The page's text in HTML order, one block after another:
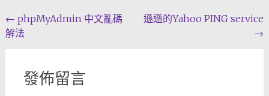
Post
navigation
← phpMyAdmin 中文亂碼
解法
遜遜的Yahoo PING service
→
發佈留言